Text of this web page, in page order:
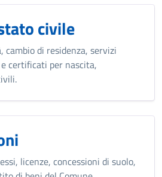
civile
di residenza, servizi
certificati per nascita,
licenze, concessioni di suolo,